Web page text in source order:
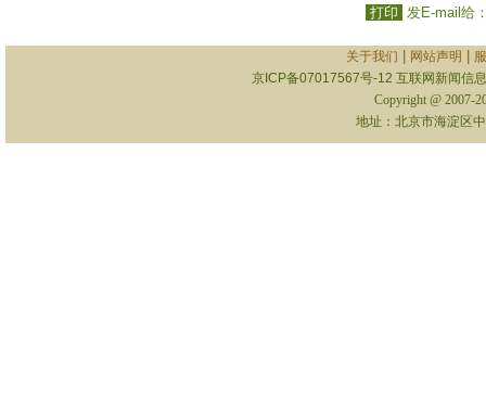
打印 发E-mail给
关于我们 网站声明
京ICP备07017567号-12 互联网新闻信
Copyright @ 2007-
地址：北京市海淀区